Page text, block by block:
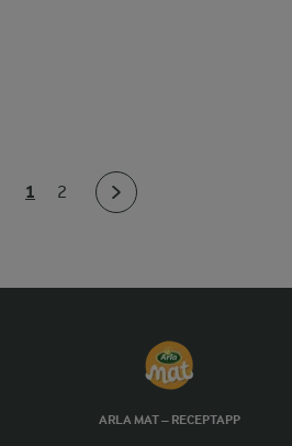
1 2
ARLA MAT – RECEPTAPP